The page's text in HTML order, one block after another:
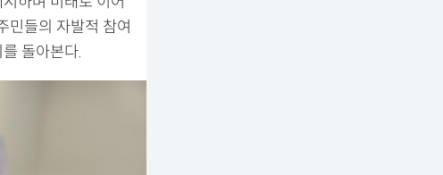
민들의 자발적 참여
돌아본다.